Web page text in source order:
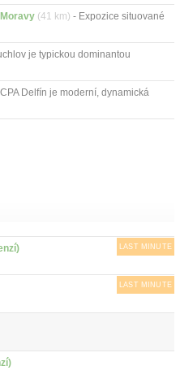
(41 km) - Expozice situované
je typickou dominantou
Delfín je moderní, dynamická
LAST MINUTE
LAST MINUTE